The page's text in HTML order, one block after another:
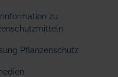
zu
Pflanzenschutz